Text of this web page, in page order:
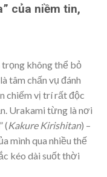
của niềm tin,
trọng không thể bỏ
tâm chấn vụ đánh
chiếm vị trí rất độc
Urakami từng là nơi
(Kakure Kirishitan) –
mình qua nhiều thế
kéo dài suốt thời